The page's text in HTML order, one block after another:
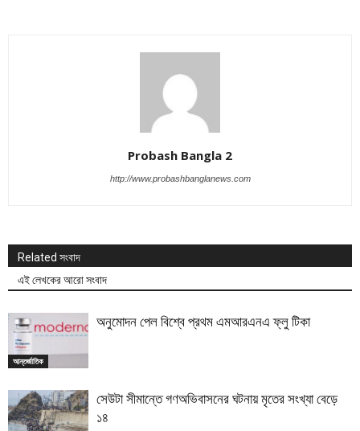
Probash Bangla 2
http://www.probashbanglanews.com
Related সংবাদ
এই লেখকের আরো সংবাদ
আন্তর্জাতিক
অনুমোদন পেল বিশ্বে প্রথম এমআরএনএ ফ্লু টিকা
সেউটা সীমান্তে গণঅভিবাসনের ঘটনায় মৃতের সংখ্যা বেড়ে
১৪